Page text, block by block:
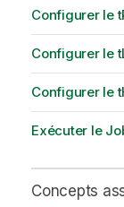
Configurer le
Configurer le
Configurer le
Exécuter le
Concepts